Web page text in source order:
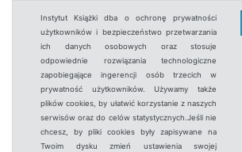
Instytut Książki dba o ochronę prywatności
użytkowników i bezpieczeństwo przetwarzania
ich danych osobowych oraz stosuje
odpowiednie rozwiązania technologiczne
zapobiegające ingerencji osób trzecich w
prywatność użytkowników. Używamy także
plików cookies, by ułatwić korzystanie z naszych
serwisów oraz do celów statystycznych.Jeśli nie
chcesz, by pliki cookies były zapisywane na
Twoim dysku zmień ustawienia swojej